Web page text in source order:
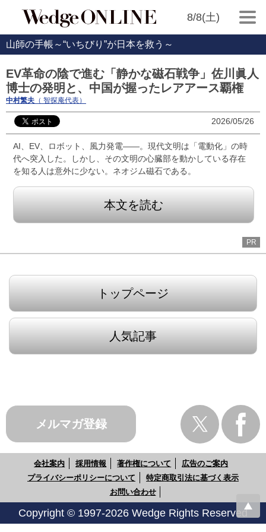
8/8(土)
山師の手帳～“いちびり”が日本を救う～
EV革命の陰で進む「静かな磁石戦争」佐川眞人
博士の発明と、中国が握ったレアアース覇権
中村繁夫 （ 智探庵代表）
2026/05/26
AI、EV、ロボット、風力発電――。現代文明は「電動化」の時
代へ突入した。しかし、その文明の心臓部を動かしている存在
を知る人は意外に少ない。ネオジム磁石である。
本文を読む
PR
トップページ
人気記事
メルマガ登録
会社案内 採用情報 著作権について
広告のご案内
プライバシーポリシーについて
特定商取引法に基づく表示
お問い合わせ
Copyright © 1997-2026 Wedge Rights Reserved